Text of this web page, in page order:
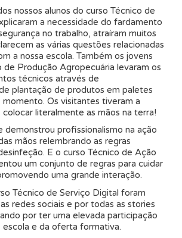
nossos alunos do curso Técnico de
a necessidade do fardamento
no trabalho, atraíram muitos
as várias questões relacionadas
a nossa escola. Também os jovens
de Produção Agropecuária levaram os
técnicos através de
plantação de produtos em paletes
momento. Os visitantes tiveram a
literalmente as mãos na terra!
demonstrou profissionalismo na ação
mãos relembrando as regras
E o curso Técnico de Ação
um conjunto de regras para cuidar
uma grande interação.
Técnico de Serviço Digital foram
redes sociais e por todas as stories
por ter uma elevada participação
escola e da oferta formativa.